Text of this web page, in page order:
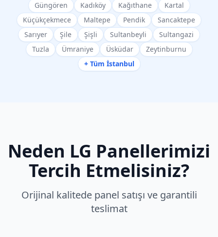
Güngören
Kadıköy Kağıthane
Kartal
Küçükçekmece
Maltepe Pendik
Sancaktepe
Sarıyer
Şile Şişli Sultanbeyli
Sultangazi
Tuzla
Ümraniye Üsküdar
Zeytinburnu
+ Tüm İstanbul
Neden LG Panellerimizi
Tercih Etmelisiniz?
Orijinal kalitede panel satışı ve garantili
teslimat